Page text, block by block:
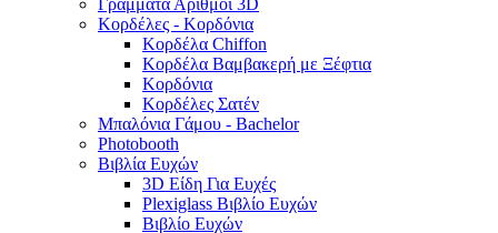
Γράμματα Αριθμοί 3D
Κορδέλες - Κορδόνια
Κορδέλα Chiffon
Κορδέλα Βαμβακερή με Ξέφτια
Κορδόνια
Κορδέλες Σατέν
Μπαλόνια Γάμου - Bachelor
Photobooth
Βιβλία Ευχών
3D Είδη Για Ευχές
Plexiglass Βιβλίο Ευχών
Βιβλίο Ευχών